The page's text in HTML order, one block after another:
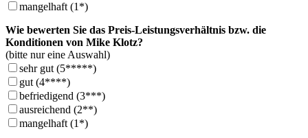
mangelhaft (1*)
Wie bewerten Sie das Preis-Leistungsverhältnis bzw. die
Konditionen von Mike Klotz?
(bitte nur eine Auswahl)
sehr gut (5*****)
gut (4****)
befriedigend (3***)
ausreichend (2**)
mangelhaft (1*)